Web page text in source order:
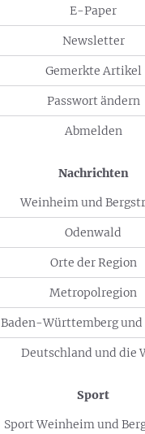
E-Paper
Newsletter
Gemerkte Artikel
Passwort ändern
Abmelden
Nachrichten
Weinheim und
Odenwald
Orte der Region
Metropolregion
Baden-Württemberg und
Deutschland und die
Sport
Sport Weinheim und